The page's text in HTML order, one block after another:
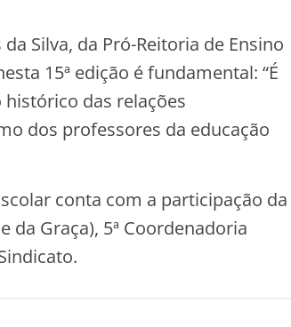
Silva, da Pró-Reitoria de Ensino
15ª edição é fundamental: “É
das relações
dos professores da educação
conta com a participação da
da Graça), 5ª Coordenadoria